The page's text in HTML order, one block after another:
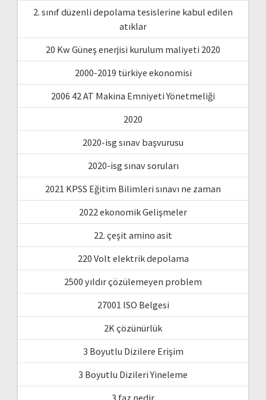
2. sınıf düzenli depolama tesislerine kabul edilen
atıklar
20 Kw Güneş enerjisi kurulum maliyeti 2020
2000-2019 türkiye ekonomisi
2006 42 AT Makina Emniyeti Yönetmeliği
2020
2020-isg sınav başvurusu
2020-isg sınav soruları
2021 KPSS Eğitim Bilimleri sınavı ne zaman
2022 ekonomik Gelişmeler
22. çeşit amino asit
220 Volt elektrik depolama
2500 yıldır çözülemeyen problem
27001 ISO Belgesi
2K çözünürlük
3 Boyutlu Dizilere Erişim
3 Boyutlu Dizileri Yineleme
3 faz nedir